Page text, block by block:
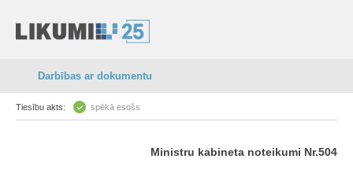
Darbības ar dokumentu
Tiesību akts: spēkā esošs
Ministru kabineta noteikumi Nr.504